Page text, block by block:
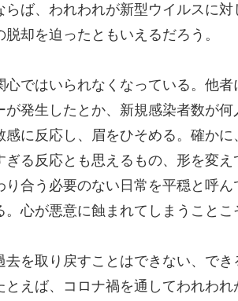
ば、われわれが新型ウイルスに
却を迫ったともいえるだろう。
ではいられなくなっている。他
発生したとか、新規感染者数が
に反応し、眉をひそめる。確か
る反応とも思えるもの、形を変
合う必要のない日常を平穏と呼ん
心が悪意に蝕まれてしまうこと
を取り戻すことはできない、で
えば、コロナ禍を通してわれわ